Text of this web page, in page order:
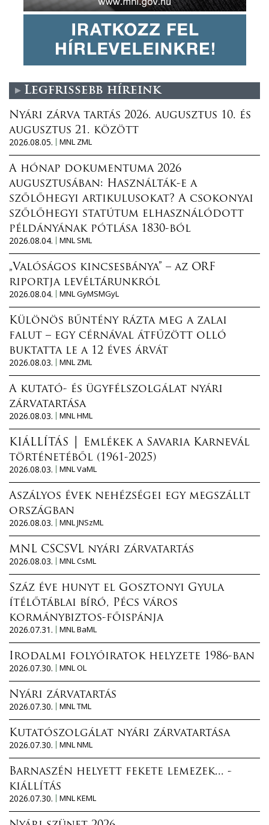
Legfrissebb híreink
Nyári zárva tartás 2026. augusztus 10. és
augusztus 21. között
2026.08.05.
MNL ZML
A hónap dokumentuma 2026
augusztusában: Használták-e a
szőlőhegyi artikulusokat? A csokonyai
szőlőhegyi statútum elhasználódott
példányának pótlása 1830-ból
2026.08.04.
MNL SML
„Valóságos kincsesbánya” – az ORF
riportja levéltárunkról
2026.08.04.
MNL GyMSMGyL
Különös bűntény rázta meg a zalai
falut – egy cérnával átfűzött olló
buktatta le a 12 éves árvát
2026.08.03.
MNL ZML
A kutató- és ügyfélszolgálat nyári
zárvatartása
2026.08.03.
MNL HML
KIÁLLÍTÁS │ Emlékek a Savaria Karnevál
történetéből (1961-2025)
2026.08.03.
MNL VaML
Aszályos évek nehézségei egy megszállt
országban
2026.08.03.
MNL JNSzML
MNL CSCSVL nyári zárvatartás
2026.08.03.
MNL CsML
Száz éve hunyt el Gosztonyi Gyula
ítélőtáblai bíró, Pécs város
kormánybiztos-főispánja
2026.07.31.
MNL BaML
Irodalmi folyóiratok helyzete 1986-ban
2026.07.30.
MNL OL
Nyári zárvatartás
2026.07.30.
MNL TML
Kutatószolgálat nyári zárvatartása
2026.07.30.
MNL NML
Barnaszén helyett fekete lemezek... -
kiállítás
2026.07.30.
MNL KEML